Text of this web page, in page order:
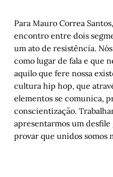
Para Mauro Correa
encontro entre dois
um ato de resistência.
como lugar de fala e que
aquilo que fere nossa
cultura hip hop, que
elementos se comunica,
conscientização.
apresentarmos um
provar que unidos somos